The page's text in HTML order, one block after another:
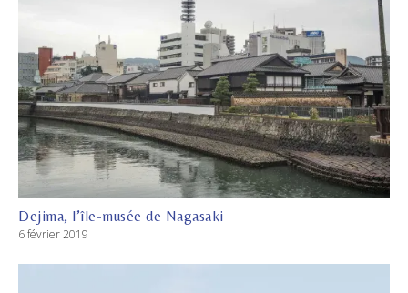
Dejima, l’île-musée de Nagasaki
6 février 2019